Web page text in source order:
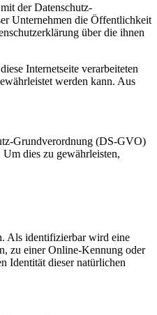
der Datenschutz-
Unternehmen die Öffentlichkeit
über die ihnen
Internetseite verarbeiteten
werden kann. Aus
Grundverordnung (DS-GVO)
dies zu gewährleisten,
Als identifizierbar wird eine
zu einer Online-Kennung oder
Identität dieser natürlichen